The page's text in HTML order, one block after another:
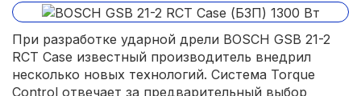
При разработке ударной дрели BOSCH GSB 21-2
RCT Case известный производитель внедрил
несколько новых технологий. Система Torque
Control отвечает за предварительный выбор